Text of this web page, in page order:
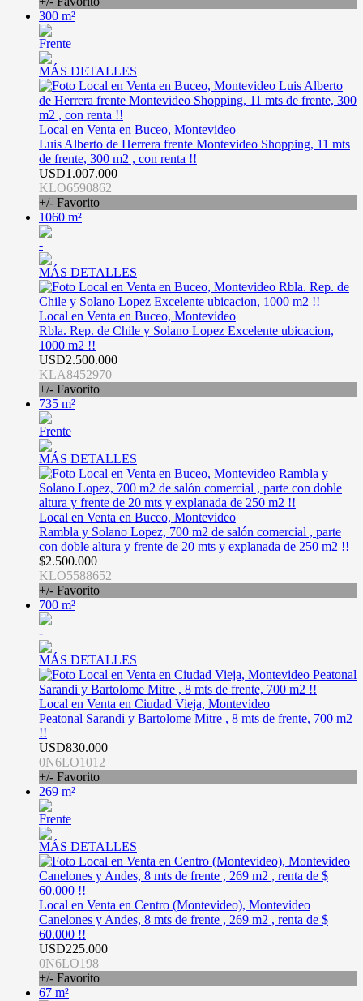
300 m²
Frente
MÁS DETALLES
Local en Venta en Buceo, Montevideo
Luis Alberto de Herrera frente Montevideo Shopping, 11 mts
de frente, 300 m2 , con renta !!
USD1.007.000
KLO6590862
+/- Favorito
1060 m²
-
MÁS DETALLES
Local en Venta en Buceo, Montevideo
Rbla. Rep. de Chile y Solano Lopez Excelente ubicacion,
1000 m2 !!
USD2.500.000
KLA8452970
+/- Favorito
735 m²
Frente
MÁS DETALLES
Local en Venta en Buceo, Montevideo
Rambla y Solano Lopez, 700 m2 de salón comercial , parte
con doble altura y frente de 20 mts y explanada de 250 m2 !!
$2.500.000
KLO5588652
+/- Favorito
700 m²
-
MÁS DETALLES
Local en Venta en Ciudad Vieja, Montevideo
Peatonal Sarandi y Bartolome Mitre , 8 mts de frente, 700 m2
!!
USD830.000
0N6LO1012
+/- Favorito
269 m²
Frente
MÁS DETALLES
Local en Venta en Centro (Montevideo), Montevideo
Canelones y Andes, 8 mts de frente , 269 m2 , renta de $
60.000 !!
USD225.000
0N6LO198
+/- Favorito
67 m²